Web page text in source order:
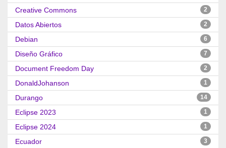
Creative Commons 2
Datos Abiertos 2
Debian 6
Diseño Gráfico 7
Document Freedom Day 2
DonaldJohanson 1
Durango 14
Eclipse 2023 1
Eclipse 2024 1
Ecuador 3